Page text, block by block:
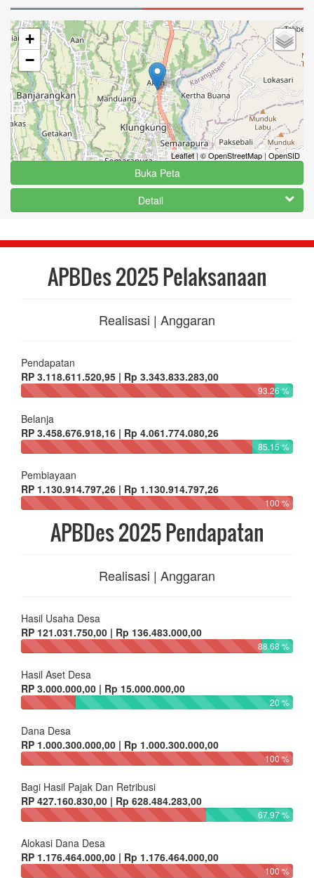
+
−
Leaflet|© OpenStreetMap|OpenSID
Buka Peta
Detail
APBDes 2025 Pelaksanaan
Realisasi | Anggaran
Pendapatan
RP 3.118.611.520,95 | Rp 3.343.833.283,00
93.26 %
Belanja
RP 3.458.676.918,16 | Rp 4.061.774.080,26
85.15 %
Pembiayaan
RP 1.130.914.797,26 | Rp 1.130.914.797,26
100 %
APBDes 2025 Pendapatan
Realisasi | Anggaran
Hasil Usaha Desa
RP 121.031.750,00 | Rp 136.483.000,00
88.68 %
Hasil Aset Desa
RP 3.000.000,00 | Rp 15.000.000,00
20 %
Dana Desa
RP 1.000.300.000,00 | Rp 1.000.300.000,00
100 %
Bagi Hasil Pajak Dan Retribusi
RP 427.160.830,00 | Rp 628.484.283,00
67.97 %
Alokasi Dana Desa
RP 1.176.464.000,00 | Rp 1.176.464.000,00
100 %